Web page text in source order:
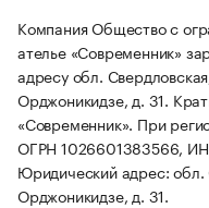
Компания Общество с
ателье «Современник»
адресу обл.
Орджоникидзе, д. 31.
«Современник». При
ОГРН 1026601383566,
Юридический адрес: обл.
Орджоникидзе, д. 31.